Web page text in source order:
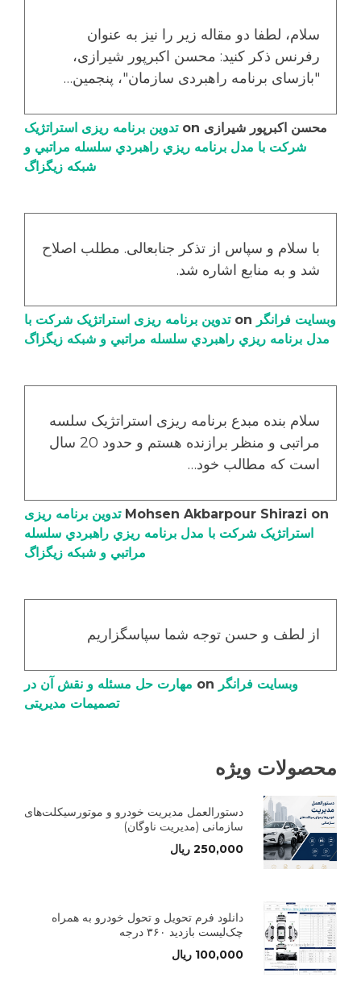
سلام، لطفا دو مقاله زیر را نیز به عنوان
رفرنس ذکر کنید: محسن اکبرپور شیرازی،
"بازسای برنامه راهبردی سازمان"، پنجمین…
محسن اکبرپور شیرازی
تدوین برنامه ریزی استراتژیک
شرکت با مدل برنامه ریزي راهبردي سلسله مراتبي و
شبکه زیگزاگ
با سلام و سپاس از تذکر جنابعالی. مطلب اصلاح
شد و به منابع اشاره شد.
وبسایت فرانگر
تدوین برنامه ریزی استراتژیک شرکت با
مدل برنامه ریزي راهبردي سلسله مراتبي و شبکه زیگزاگ
سلام بنده مبدع برنامه ریزی استراتژیک سلسه
مراتبی و منظر برازنده هستم و حدود 20 سال
است که مطالب خود…
Mohsen Akbarpour Shirazi on
تدوین برنامه ریزی
استراتژیک شرکت با مدل برنامه ریزي راهبردي سلسله
مراتبي و شبکه زیگزاگ
از لطف و حسن توجه شما سپاسگزاریم
وبسایت فرانگر
مهارت حل مسئله و نقش آن در
تصمیمات مدیریتی
محصولات ویژه
دستورالعمل مدیریت خودرو و موتورسیکلت‌های
سازمانی (مدیریت ناوگان)
250,000 ریال
دانلود فرم تحویل و تحول خودرو به همراه
چک‌لیست بازدید ۳۶۰ درجه
100,000 ریال